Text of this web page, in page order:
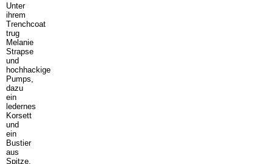
Unter
ihrem
Trenchcoat
trug
Melanie
Strapse
und
hochhackige
Pumps,
dazu
ein
ledernes
Korsett
und
ein
Bustier
aus
Spitze,